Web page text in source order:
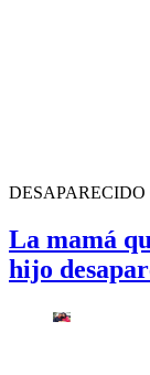
La mamá
hijo